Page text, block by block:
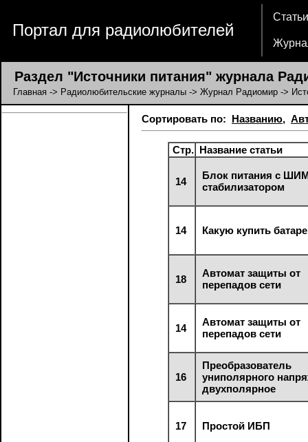
Портал для радиолюбителей
Статьи
Раздел "Источники питания" журнала
Главная -> Радиолюбительские журналы -> Журнал Радиомир ->
Сортировать по: Названию,
Стр. Название статьи
14
Блок питания с
стабилизатором
14 Какую купить
18
Автомат защиты от
перепадов сети
14
Автомат защиты от
перепадов сети
16
Преобразователь
униполярного
двухполярное
17 Простой ИБП